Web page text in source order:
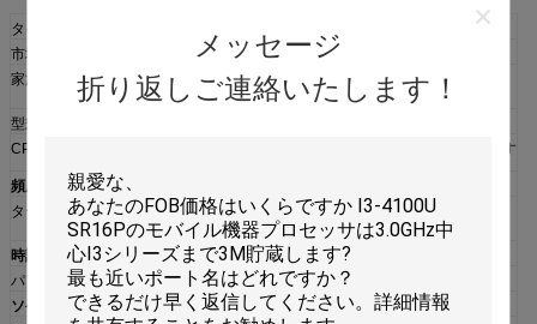
メッセージ
折り返しご連絡いたします！
タイプ
市場区分
家族
Intelの中心m3
型式番号
CPUの部品番号
OEM/trayマイクロプロセッサです
頻度
ターボ最高の頻度 2600のMHz （1つの中心）
2400のMHz （2つの中心）
時計の乗数
10
パッケージ
マイクロFCBGA 1515ボール
ソケット
BGA1515